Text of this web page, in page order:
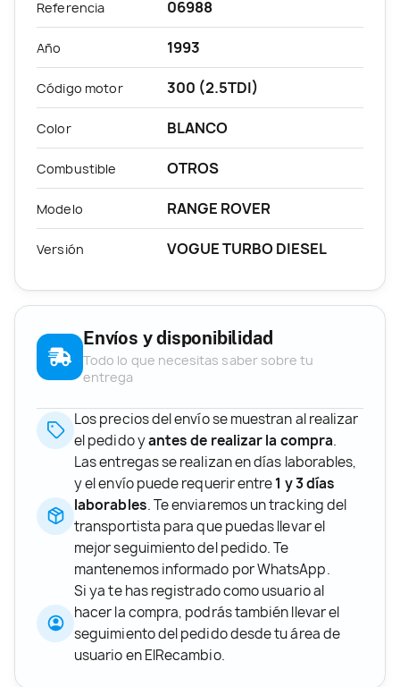
Referencia 06988
Año 1993
Código motor 300 (2.5TDI)
Color BLANCO
Combustible OTROS
Modelo RANGE ROVER
Versión VOGUE TURBO DIESEL
Envíos y disponibilidad
Todo lo que necesitas saber sobre tu
entrega
Los precios del envío se muestran al realizar
el pedido yantes de realizar la compra.
Las entregas se realizan en días laborables,
y el envío puede requerir entre1 y 3 días
laborables. Te enviaremos un tracking del
transportista para que puedas llevar el
mejor seguimiento del pedido. Te
mantenemos informado por WhatsApp.
Si ya te has registrado como usuario al
hacer la compra, podrás también llevar el
seguimiento del pedido desde tu área de
usuario en ElRecambio.